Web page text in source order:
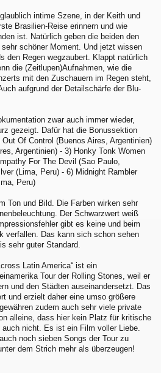
intime Szene, in der Keith und
Brasilien-Reise erinnern und wie
ist. Natürlich geben die beiden den
schöner Moment. Und jetzt wissen
den Regen wegzaubert. Klappt natürlich
die (Zeitlupen)Aufnahmen, wie die
mit den Zuschauern im Regen steht,
aufgrund der Detailschärfe der Blu-
zwar auch immer wieder,
gezeigt. Dafür hat die Bonussektion
Of Control (Buenos Aires, Argentinien)
Argentinien) - 3) Honky Tonk Women
For The Devil (Sao Paulo,
(Lima, Peru) - 6) Midnight Rambler
Peru)
Ton und Bild. Die Farben wirken sehr
Der Schwarzwert weiß
gibt es keine und beim
verfallen. Das kann sich schon sehen
sehr guter Standard.
Latin America“ ist ein
Tour der Rolling Stones, weil er
und den Städten auseinandersetzt. Das
und erzielt daher eine umso größere
zudem auch sehr viele private
alleine, dass hier kein Platz für kritische
nicht. Es ist ein Film voller Liebe.
noch sieben Songs der Tour zu
dem Strich mehr als überzeugen!